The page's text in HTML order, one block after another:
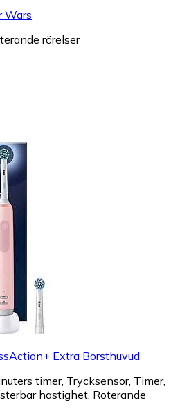
Wars
rörelser
Extra Borsthuvud
timer, Trycksensor, Timer,
hastighet, Roterande